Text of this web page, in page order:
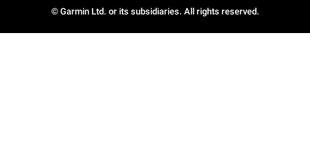
© Garmin Ltd. or its subsidiaries. All rights reserved.